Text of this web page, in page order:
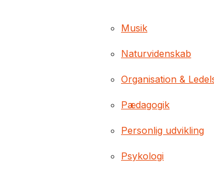
Musik
Naturvidenskab
Organisation &
Pædagogik
Personlig udvikling
Psykologi